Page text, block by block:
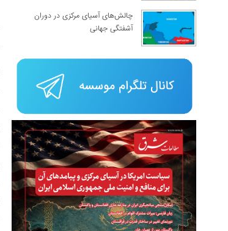
چالش‌های آسیای مرکزی در دوران
آشفتگی جهانی